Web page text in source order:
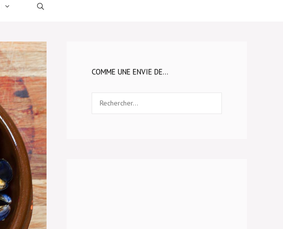
COMME UNE ENVIE DE…